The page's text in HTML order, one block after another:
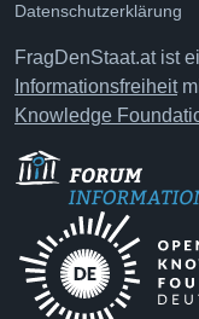
Datenschutzerklärung
FragDenStaat.at ist
Informationsfreiheit
Knowledge